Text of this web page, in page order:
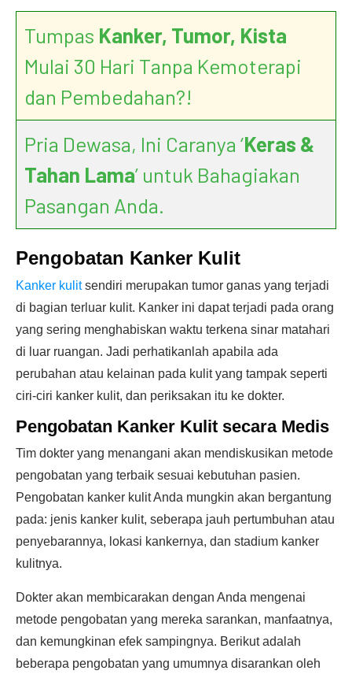
Tumpas Kanker, Tumor, Kista
Mulai 30 Hari Tanpa Kemoterapi
dan Pembedahan?!
Pria Dewasa, Ini Caranya ‘Keras &
Tahan Lama’ untuk Bahagiakan
Pasangan Anda.
Pengobatan Kanker Kulit
Kanker kulitsendiri merupakan tumor ganas yang terjadi
di bagian terluar kulit. Kanker ini dapat terjadi pada orang
yang sering menghabiskan waktu terkena sinar matahari
di luar ruangan. Jadi perhatikanlah apabila ada
perubahan atau kelainan pada kulit yang tampak seperti
ciri-ciri kanker kulit, dan periksakan itu ke dokter.
Pengobatan Kanker Kulit secara Medis
Tim dokter yang menangani akan mendiskusikan metode
pengobatan yang terbaik sesuai kebutuhan pasien.
Pengobatan kanker kulit Anda mungkin akan bergantung
pada: jenis kanker kulit, seberapa jauh pertumbuhan atau
penyebarannya, lokasi kankernya, dan stadium kanker
kulitnya.
Dokter akan membicarakan dengan Anda mengenai
metode pengobatan yang mereka sarankan, manfaatnya,
dan kemungkinan efek sampingnya. Berikut adalah
beberapa pengobatan yang umumnya disarankan oleh